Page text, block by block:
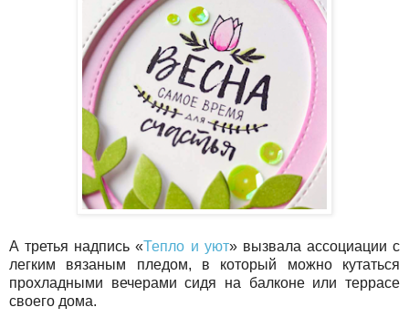
А третья надпись «Тепло и уют» вызвала ассоциации с
легким вязаным пледом, в который можно кутаться
прохладными вечерами сидя на балконе или террасе
своего дома.